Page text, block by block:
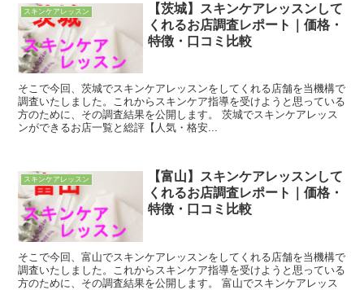
スキンケアレッスン
【茨城】スキンケアレッスンして
くれるお店調査レポート｜価格・
特徴・口コミ比較
そこで今回、茨城でスキンケアレッスンをしてくれる店舗を当機構で
調査いたしました。これからスキンケア指導を受けようと思っている
方のために、その調査結果を公開します。 茨城でスキンケアレッス
ンができるお店一覧と総評【人気・格安...
スキンケアレッスン
【富山】スキンケアレッスンして
くれるお店調査レポート｜価格・
特徴・口コミ比較
そこで今回、富山でスキンケアレッスンをしてくれる店舗を当機構で
調査いたしました。これからスキンケア指導を受けようと思っている
方のために、その調査結果を公開します。 富山でスキンケアレッス